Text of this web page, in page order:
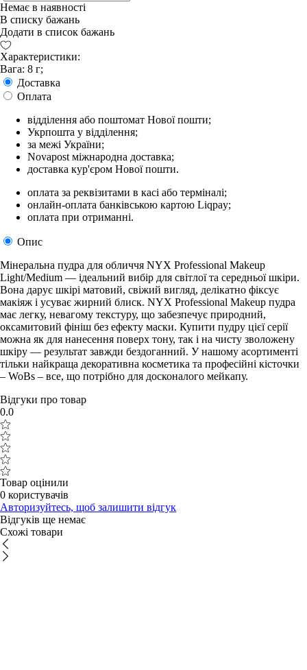
Немає в наявності
В списку бажань
Додати в список бажань
Характеристики:
Вага: 8 г;
Доставка
Оплата
відділення або поштомат Нової пошти;
Укрпошта у відділення;
за межі України;
Novapost міжнародна доставка;
доставка кур'єром Нової пошти.
оплата за реквізитами в касі або терміналі;
онлайн-оплата банківською картою Liqpay;
оплата при отриманні.
Опис
Мінеральна пудра для обличчя NYX Professional Makeup
Light/Medium — ідеальний вибір для світлої та середньої шкіри.
Вона дарує шкірі матовий, свіжий вигляд, делікатно фіксує
макіяж і усуває жирний блиск. NYX Professional Makeup пудра
має легку, невагому текстуру, що забезпечує природний,
оксамитовий фініш без ефекту маски. Купити пудру цієї серії
можна як для нанесення поверх тону, так і на чисту зволожену
шкіру — результат завжди бездоганний. У нашому асортименті
тільки найкраща декоративна косметика та професійні кісточки
– WoBs – все, що потрібно для досконалого мейкапу.
Відгуки про товар
0.0
Товар оцінили
0 користувачів
Авторизуйтесь, щоб залишити відгук
Відгуків ще немає
Схожі товари